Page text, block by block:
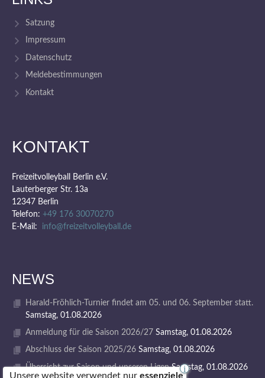
Satzung
Impressum
Datenschutz
Meldebestimmungen
Kontakt
KONTAKT
Freizeitvolleyball Berlin e.V.
Lauterberger Str. 13a
12347 Berlin
Telefon: +49 176 30070270
E-Mail: info@freizeitvolleyball.de
NEWS
Harald-Fröhlich-Turnier findet am 05. und 06. September statt.
Samstag, 01.08.2026
Anmeldung für die Saison 2026/27 Samstag, 01.08.2026
Abschluss der Saison 2025/26 Samstag, 01.08.2026
Übersicht zur Saison und unseren Ligen Samstag, 01.08.2026
Unsere website verwendet nur essenziele
i